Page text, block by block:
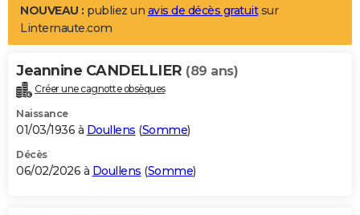
LIFESTYLE
Art de vivre
Bien-être
Loisirs
Mode
Modes de vie
Alimentation
Guide de la santé
Maladies
Médicaments
Sommeil
VOYAGE
Destinations
City break
Voyage nature
Voyage de noces
Forum
Climat
+PHOTO
GUIDES D'ACHAT
BONS PLANS
NOUVEAU : publiez un avis de décès gratuitsur
Linternaute.com
Jeannine CANDELLIER (89 ans)
Créer une cagnotte obsèques
Naissance
01/03/1936 à Doullens (Somme)
Décès
06/02/2026 à Doullens (Somme)